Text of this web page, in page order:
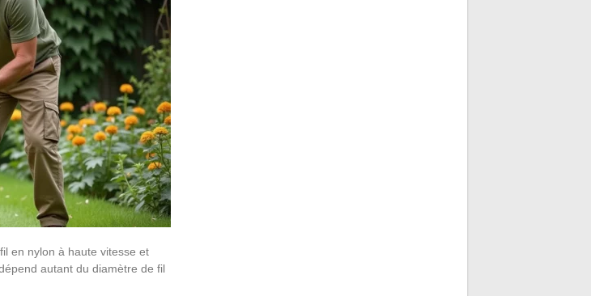
en nylon à haute vitesse et
autant du diamètre de fil